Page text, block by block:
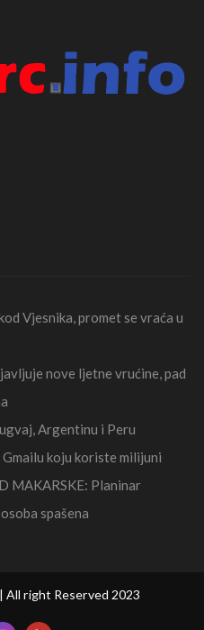
Vjesnika, promet se vraća u
nove ljetne vrućine, pad
Argentinu i Peru
Gmailu koju koriste milijuni
MAKARSKE: Planinar
spašena
| All right Reserved 2023